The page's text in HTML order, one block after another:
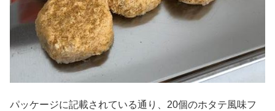
パッケージに記載されている通り、20個のホタテ風味フ